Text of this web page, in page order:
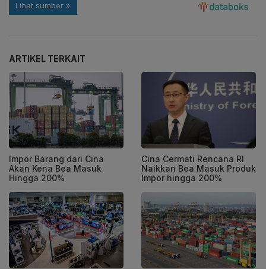
ARTIKEL TERKAIT
Impor Barang dari Cina
Akan Kena Bea Masuk
Hingga 200%
Cina Cermati Rencana RI
Naikkan Bea Masuk Produk
Impor hingga 200%